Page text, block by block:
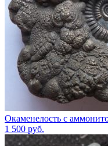
Окаменелость с
1 500 руб.